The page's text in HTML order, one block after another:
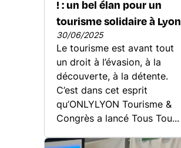
! : un bel élan pour un
tourisme solidaire à Lyon
30/06/2025
Le tourisme est avant tout
un droit à l’évasion, à la
découverte, à la détente.
C’est dans cet esprit
qu’ONLYLYON Tourisme &
Congrès a lancé Tous Tou...